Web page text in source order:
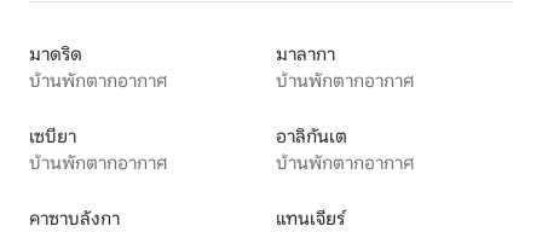
มาดริด
บ้านพักตากอากาศ
มาลากา
บ้านพักตากอากาศ
เซบียา
บ้านพักตากอากาศ
อาลิกันเต
บ้านพักตากอากาศ
คาซาบลังกา
แทนเจียร์